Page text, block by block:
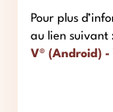
Pour plus
au lien suivant
V® (Android) -